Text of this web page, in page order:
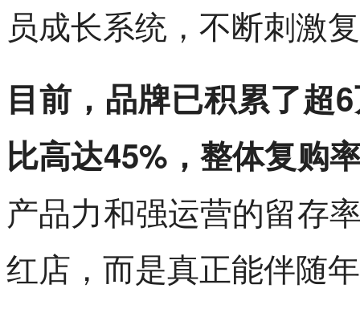
员成长系统，不断刺激
目前，品牌已积累了超
比高达45%，整体复购
产品力和强运营的留存
红店，而是真正能伴随